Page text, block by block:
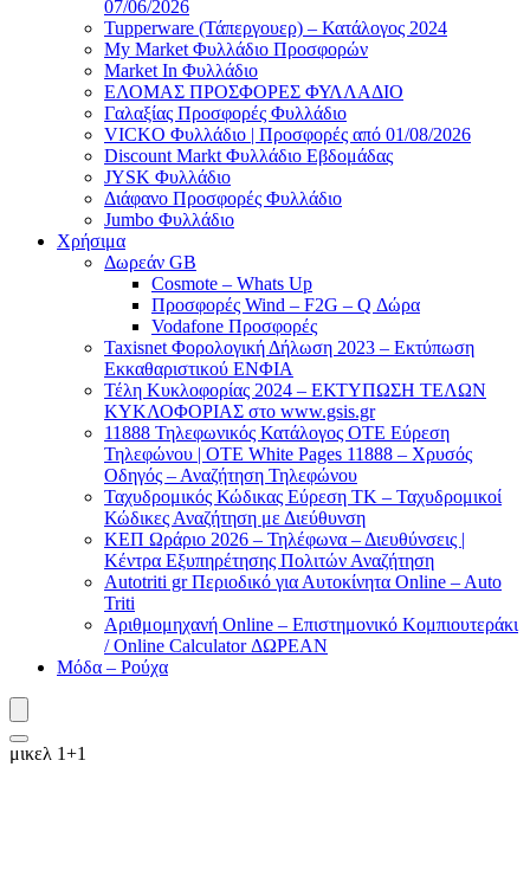
07/06/2026
Tupperware (Τάπεργουερ) – Κατάλογος 2024
My Market Φυλλάδιο Προσφορών
Market In Φυλλάδιο
ΕΛΟΜΑΣ ΠΡΟΣΦΟΡΕΣ ΦΥΛΛΑΔΙΟ
Γαλαξίας Προσφορές Φυλλάδιο
VICKO Φυλλάδιο | Προσφορές από 01/08/2026
Discount Markt Φυλλάδιο Εβδομάδας
JYSK Φυλλάδιο
Διάφανο Προσφορές Φυλλάδιο
Jumbo Φυλλάδιο
Χρήσιμα
Δωρεάν GB
Cosmote – Whats Up
Προσφορές Wind – F2G – Q Δώρα
Vodafone Προσφορές
Taxisnet Φορολογική Δήλωση 2023 – Εκτύπωση
Εκκαθαριστικού EΝΦΙΑ
Τέλη Kυκλοφορίας 2024 – ΕΚΤΥΠΩΣΗ ΤΕΛΩΝ
ΚΥΚΛΟΦΟΡΙΑΣ στο www.gsis.gr
11888 Τηλεφωνικός Κατάλογος ΟΤΕ Εύρεση
Τηλεφώνου | OTE White Pages 11888 – Χρυσός
Οδηγός – Αναζήτηση Τηλεφώνου
Ταχυδρομικός Κώδικας Εύρεση ΤΚ – Ταχυδρομικοί
Κώδικες Αναζήτηση με Διεύθυνση
ΚΕΠ Ωράριο 2026 – Τηλέφωνα – Διευθύνσεις |
Κέντρα Εξυπηρέτησης Πολιτών Αναζήτηση
Autotriti gr Περιοδικό για Αυτοκίνητα Online – Auto
Triti
Αριθμομηχανή Online – Επιστημονικό Κομπιουτεράκι
/ Online Calculator ΔΩΡΕΑΝ
Μόδα – Ρούχα
μικελ 1+1